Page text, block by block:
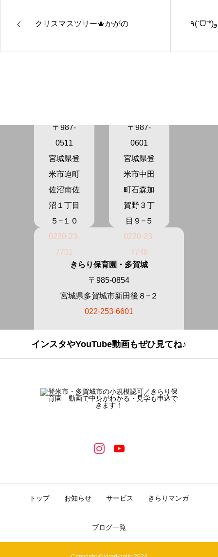
クリスマスツリー🎄かがの
〒987-
0511
宮城県登
米市迫町
佐沼南佐
沼１丁目
５−１０
0220-23-
7701
〒987-
0601
宮城県登
米市中田
町石森加
賀野３丁
目９−５
0220-23-
7748
きらり保育園・多賀城
〒985-0854
宮城県多賀城市新田後８−２
022-253-6601
インスタやYouTube動画もぜひ見てね♪
トップ お知らせ サービス きらりマンガ
ブログ一覧